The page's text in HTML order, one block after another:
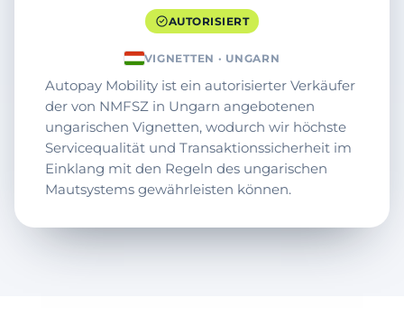
AUTORISIERT
VIGNETTEN · UNGARN
Autopay Mobility ist ein autorisierter Verkäufer
der von NMFSZ in Ungarn angebotenen
ungarischen Vignetten, wodurch wir höchste
Servicequalität und Transaktionssicherheit im
Einklang mit den Regeln des ungarischen
Mautsystems gewährleisten können.